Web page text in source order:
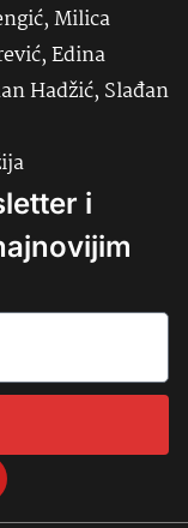
Milica
Edina
Hadžić, Slađan
i